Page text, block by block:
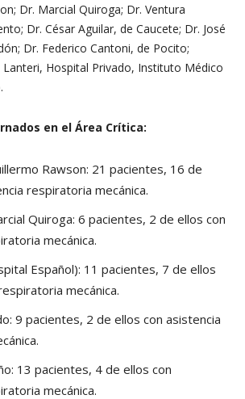
Dr. Marcial Quiroga; Dr. Ventura
Dr. César Aguilar, de Caucete; Dr. José
Dr. Federico Cantoni, de Pocito;
Lanteri, Hospital Privado, Instituto Médico
en el Área Crítica:
Rawson: 21 pacientes, 16 de
respiratoria mecánica.
Quiroga: 6 pacientes, 2 de ellos con
mecánica.
Español): 11 pacientes, 7 de ellos
mecánica.
9 pacientes, 2 de ellos con asistencia
13 pacientes, 4 de ellos con
mecánica.